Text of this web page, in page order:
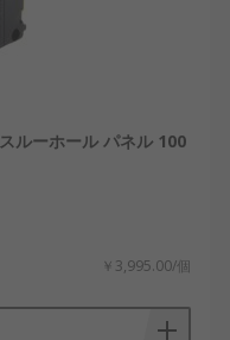
ルーホール パネル 100
￥3,995.00/個